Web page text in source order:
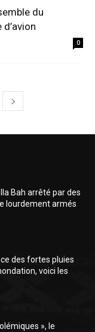
du
0
Bah arrêté par des
lourdement armés
des fortes pluies
voici les
», le